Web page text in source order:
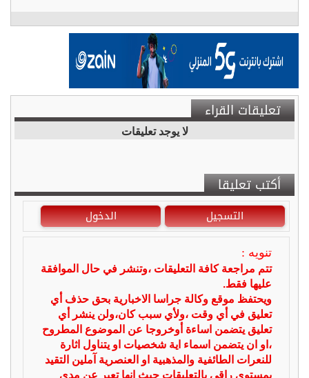
تعليقات القراء
لا يوجد تعليقات
أكتب تعليقا
التسجيل الدخول
تنويه :
تتم مراجعة كافة التعليقات ،وتنشر في حال الموافقة
عليها فقط.
ويحتفظ موقع وكالة جراسا الاخبارية بحق حذف أي
تعليق في أي وقت ،ولأي سبب كان،ولن ينشر أي
تعليق يتضمن اساءة أوخروجا عن الموضوع المطروح
،او ان يتضمن اسماء اية شخصيات او يتناول اثارة
للنعرات الطائفية والمذهبية او العنصرية آملين التقيد
بمستوى راقي بالتعليقات حيث انها تعبر عن مدى